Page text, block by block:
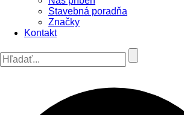
Stavebná poradňa
Značky
Kontakt